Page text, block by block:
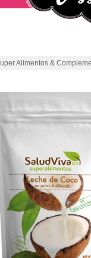
Alimentos &